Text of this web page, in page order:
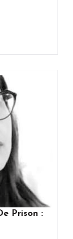
Prison :